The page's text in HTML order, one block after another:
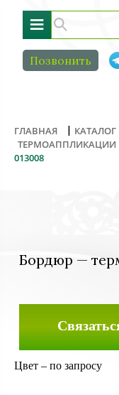
≡
Позвонить
ГЛАВНАЯ | КАТАЛОГ
ТЕРМОАППЛИКАЦИИ
013008
Бордюр —
Цвет – по запросу